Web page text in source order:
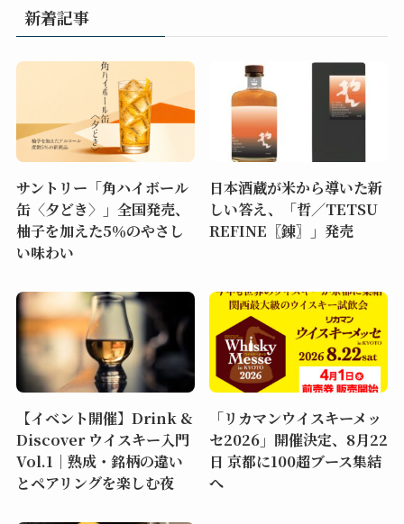
新着記事
サントリー「角ハイボール
缶〈夕どき〉」全国発売、
柚子を加えた5％のやさし
い味わい
日本酒蔵が米から導いた新
しい答え、「哲／TETSU
REFINE〖錬〗」発売
【イベント開催】Drink &
Discover ウイスキー入門
Vol.1｜熟成・銘柄の違い
とペアリングを楽しむ夜
「リカマンウイスキーメッ
セ2026」開催決定、8月22
日 京都に100超ブース集結
へ